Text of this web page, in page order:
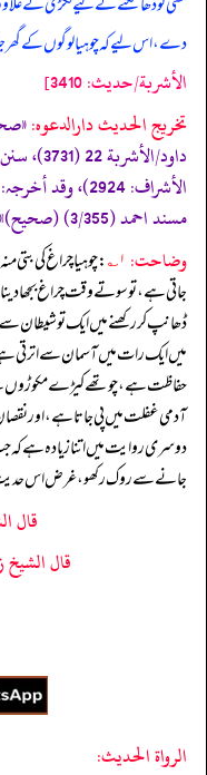
دے، اس لیے کہ چوہیا لوگوں کے گھر
الأشربة/حدیث: 3410]
تخریج الحدیث دارالدعوہ:
مسند احمد (3/355) (صحیح)»
وضاحت: ۱؎ : چوہیا چراغ کی
جاتی ہے، تو سوتے وقت چراغ بجھا
ڈھانپ کر رکھنے میں ایک تو
میں ایک رات میں آسمان سے اترتی
حفاظت ہے، چوتھے کیڑے مکوڑوں سے
آدمی غفلت میں پی جاتا ہے، اور
دوسری روایت میں اتنا زیادہ ہے کہ
جانے سے روک رکھو، غرض اس حدیث
قال
قال الشيخ
الرواة الحديث: